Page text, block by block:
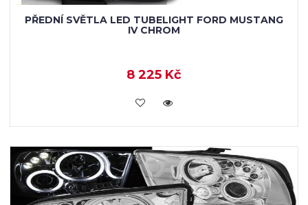
PŘEDNÍ SVĚTLA LED TUBELIGHT FORD MUSTANG
IV CHROM
8 225 Kč
KOUPIT